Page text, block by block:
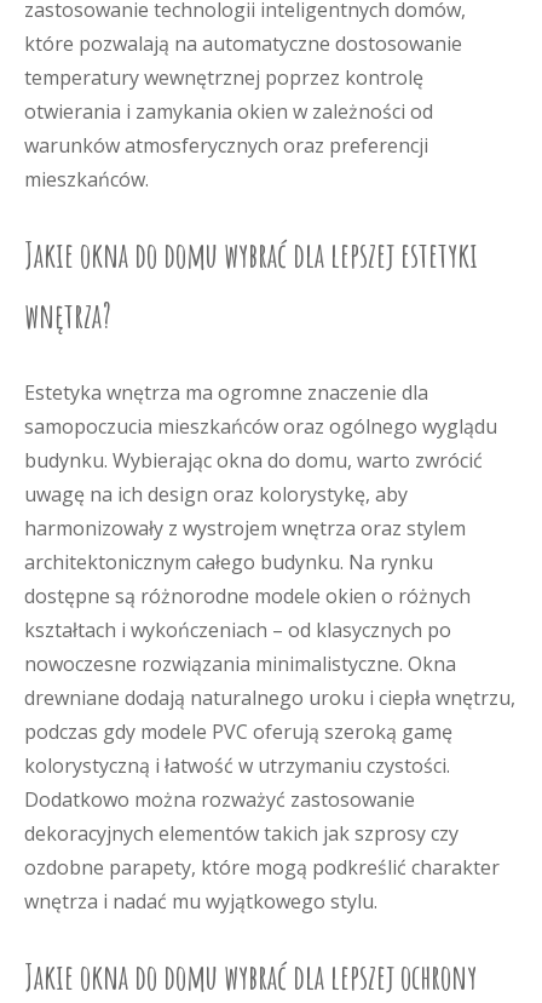
zastosowanie technologii inteligentnych domów,
które pozwalają na automatyczne dostosowanie
temperatury wewnętrznej poprzez kontrolę
otwierania i zamykania okien w zależności od
warunków atmosferycznych oraz preferencji
mieszkańców.
Jakie okna do domu wybrać dla lepszej estetyki
wnętrza?
Estetyka wnętrza ma ogromne znaczenie dla
samopoczucia mieszkańców oraz ogólnego wyglądu
budynku. Wybierając okna do domu, warto zwrócić
uwagę na ich design oraz kolorystykę, aby
harmonizowały z wystrojem wnętrza oraz stylem
architektonicznym całego budynku. Na rynku
dostępne są różnorodne modele okien o różnych
kształtach i wykończeniach – od klasycznych po
nowoczesne rozwiązania minimalistyczne. Okna
drewniane dodają naturalnego uroku i ciepła wnętrzu,
podczas gdy modele PVC oferują szeroką gamę
kolorystyczną i łatwość w utrzymaniu czystości.
Dodatkowo można rozważyć zastosowanie
dekoracyjnych elementów takich jak szprosy czy
ozdobne parapety, które mogą podkreślić charakter
wnętrza i nadać mu wyjątkowego stylu.
Jakie okna do domu wybrać dla lepszej ochrony